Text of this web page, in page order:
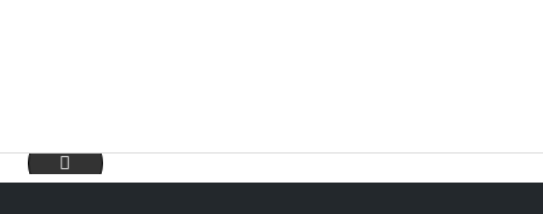
Angebote nature_page-0001